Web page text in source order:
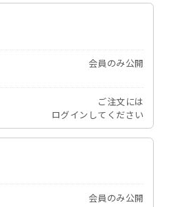
会員のみ公開
ご注文には
ログイン してください
会員のみ公開